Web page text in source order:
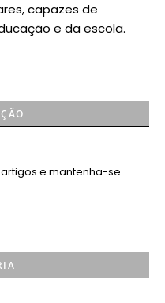
capazes de
e da escola.
e mantenha-se